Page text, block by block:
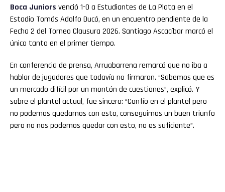
Boca Juniors venció 1-0 a Estudiantes de La Plata en el
Estadio Tomás Adolfo Ducó, en un encuentro pendiente de la
Fecha 2 del Torneo Clausura 2026. Santiago Ascacíbar marcó el
único tanto en el primer tiempo.
En conferencia de prensa, Arruabarrena remarcó que no iba a
hablar de jugadores que todavía no firmaron. “Sabemos que es
un mercado difícil por un montón de cuestiones”, explicó. Y
sobre el plantel actual, fue sincero: “Confío en el plantel pero
no podemos quedarnos con esto, conseguimos un buen triunfo
pero no nos podemos quedar con esto, no es suficiente”.